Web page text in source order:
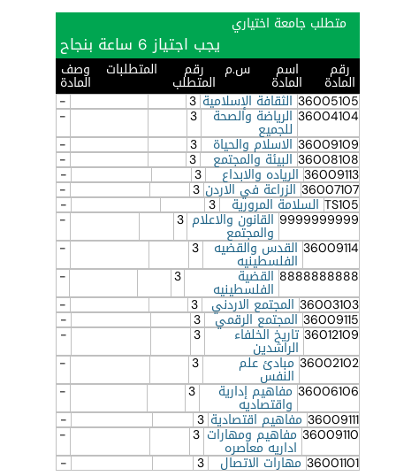
متطلب جامعة اختياري
يجب اجتياز 6 ساعة بنجاح
رقم
المادة
اسم
المادة
س.م رقم
المتطلب
المتطلبات وصف
المادة
36005105 الثقافة الإسلامية 3
-
36004104 الرياضة والصحة
للجميع
3
-
36009109 الاسلام والحياة 3
-
36008108 البيئة والمجتمع 3
-
36009113 الرياده والابداع 3
-
36007107 الزراعة في الاردن 3
-
TS105 السلامة المرورية 3
-
9999999999 القانون والاعلام
والمجتمع
3
-
36009114 القدس والقضيه
الفلسطينيه
3
-
8888888888 القضية
الفلسطينيه
3
-
36003103 المجتمع الاردني 3
-
36009115 المجتمع الرقمي 3
-
36012109 تاريخ الخلفاء
الراشدين
3
-
36002102 مبادئ علم
النفس
3
-
36006106 مفاهيم إدارية
واقتصاديه
3
-
36009111 مفاهيم اقتصادية 3
-
36009110 مفاهيم ومهارات
اداريه معاصره
3
-
36001101 مهارات الاتصال 3
-